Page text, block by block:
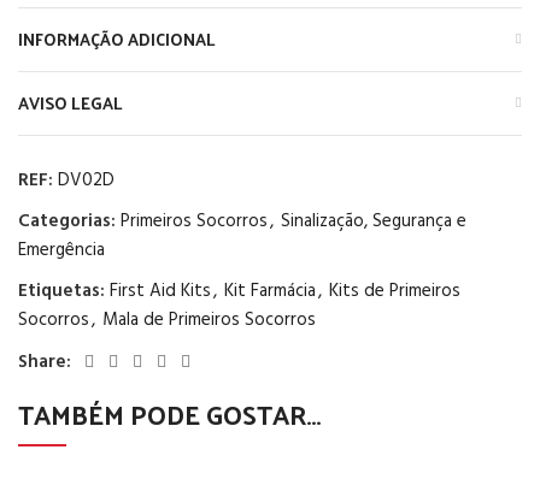
INFORMAÇÃO ADICIONAL
AVISO LEGAL
REF: DV02D
Categorias: Primeiros Socorros, Sinalização, Segurança e
Emergência
Etiquetas: First Aid Kits, Kit Farmácia, Kits de Primeiros
Socorros, Mala de Primeiros Socorros
Share:
TAMBÉM PODE GOSTAR…